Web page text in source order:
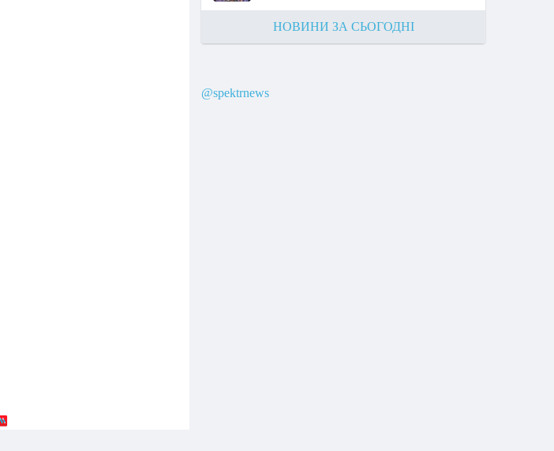
НОВИНИ ЗА СЬОГОДНІ
@spektrnews